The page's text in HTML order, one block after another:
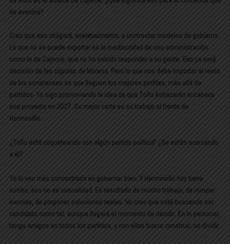
se avecina?
Creo que eso obligará, eventualmente, a contrastar modelos de gobierno.
Lo que no se puede exportar es la mediocridad de una administración
como la de Cajeme, que no ha sabido responder a su gente. Eso ya será
decisión de las cúpulas de Morena. Pero lo que nos debe importar al resto
de los sonorenses es que lleguen los mejores perfiles, más allá de
partidos. Yo sigo promoviendo la idea de que Toño Astiazarán encabece
ese proyecto en 2027. Su mejor carta es su trabajo al frente de
Hermosillo.
¿Toño está coqueteando con algún partido político? ¿Se están acercando
a él?
Yo lo veo más concentrado en gobernar bien. Y Hermosillo hoy tiene
rumbo, eso no es casualidad. Es resultado de mucho trabajo, de romper
inercias, de proponer soluciones reales. No creo que esté buscando ser
candidato como tal, aunque llegará el momento de decidir. En lo personal,
tengo amigos en todos los partidos, y con ellos busco construir, no dividir.